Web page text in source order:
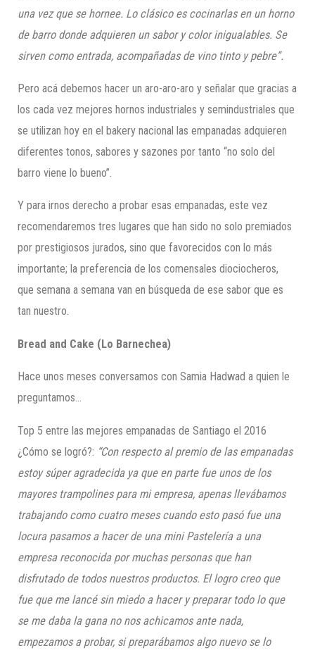
una vez que se hornee. Lo clásico es cocinarlas en un horno
de barro donde adquieren un sabor y color inigualables. Se
sirven como entrada, acompañadas de vino tinto y pebre”.
Pero acá debemos hacer un aro-aro-aro y señalar que gracias a
los cada vez mejores hornos industriales y semindustriales que
se utilizan hoy en el bakery nacional las empanadas adquieren
diferentes tonos, sabores y sazones por tanto “no solo del
barro viene lo bueno”.
Y para irnos derecho a probar esas empanadas, este vez
recomendaremos tres lugares que han sido no solo premiados
por prestigiosos jurados, sino que favorecidos con lo más
importante; la preferencia de los comensales diociocheros,
que semana a semana van en búsqueda de ese sabor que es
tan nuestro.
Bread and Cake (Lo Barnechea)
Hace unos meses conversamos con Samia Hadwad a quien le
preguntamos…
Top 5 entre las mejores empanadas de Santiago el 2016
¿Cómo se logró?: “Con respecto al premio de las empanadas
estoy súper agradecida ya que en parte fue unos de los
mayores trampolines para mi empresa, apenas llevábamos
trabajando como cuatro meses cuando esto pasó fue una
locura pasamos a hacer de una mini Pastelería a una
empresa reconocida por muchas personas que han
disfrutado de todos nuestros productos. El logro creo que
fue que me lancé sin miedo a hacer y preparar todo lo que
se me daba la gana no nos achicamos ante nada,
empezamos a probar, si preparábamos algo nuevo se lo